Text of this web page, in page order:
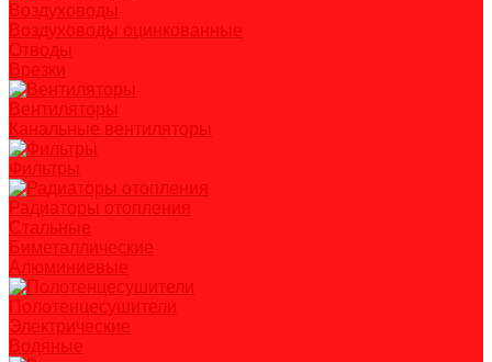
Воздуховоды
Воздуховоды оцинкованные
Отводы
Врезки
Вентиляторы
Канальные вентиляторы
Фильтры
Радиаторы отопления
Стальные
Биметаллические
Алюминиевые
Полотенцесушители
Электрические
Водяные